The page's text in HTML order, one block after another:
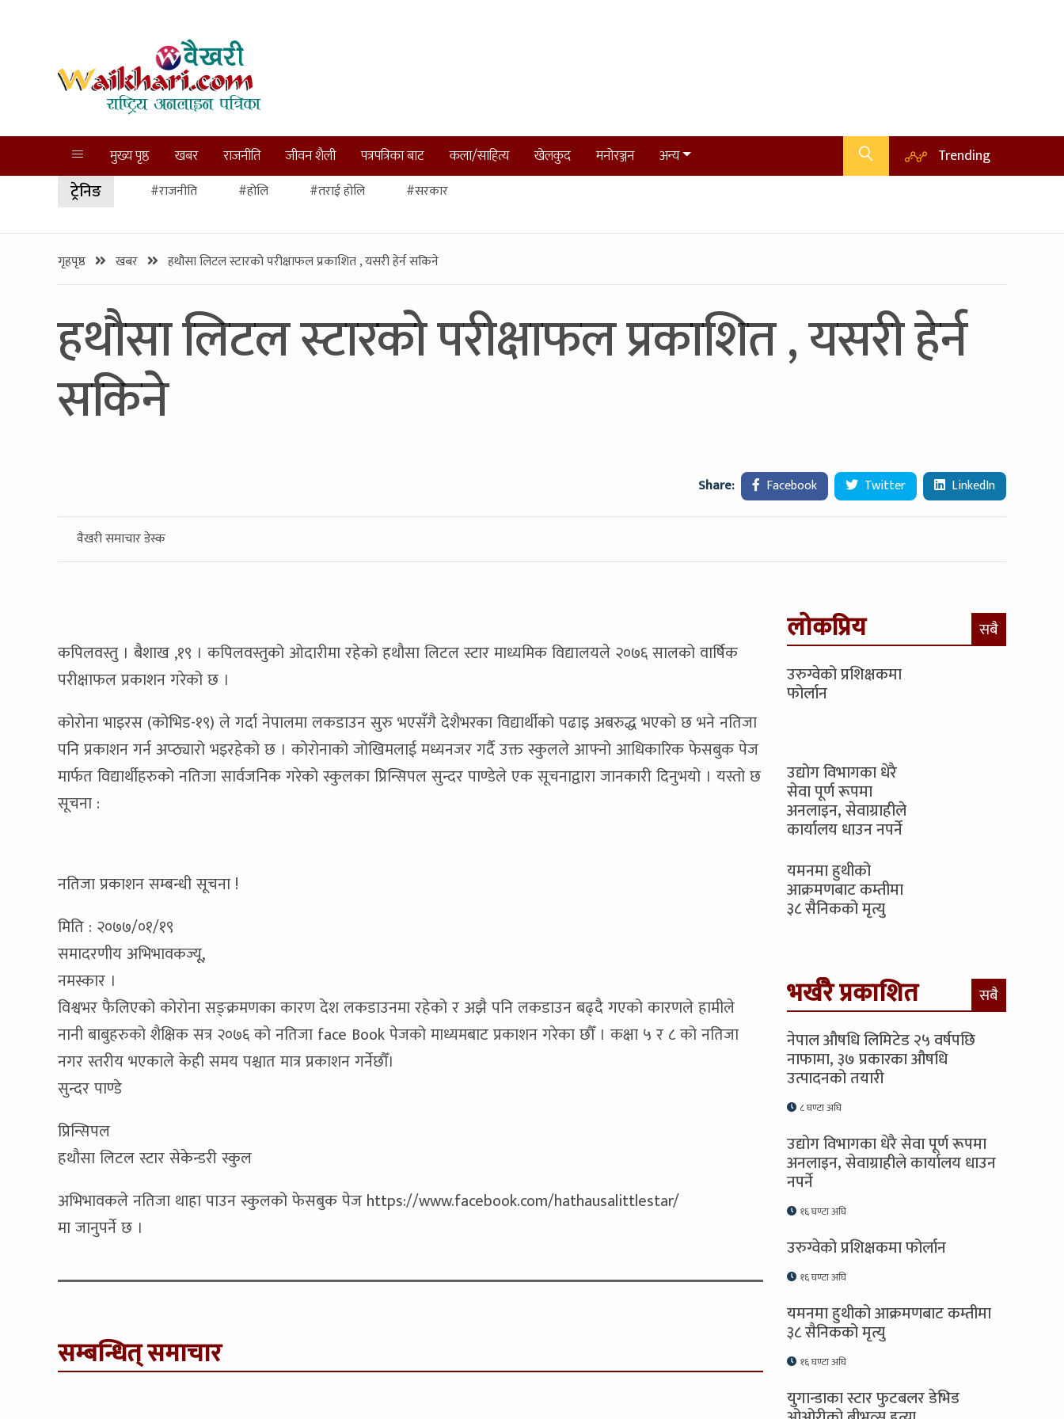
मुख्य पृष्ठ खबर राजनीति जीवन शैली पत्रपत्रिका बाट कला/साहित्य खेलकुद मनोरञ्जन अन्य Trending
ट्रेनिङ #राजनीति #होलि #तराई होलि #सरकार
गृहपृष्ठ खबर हथौसा लिटल स्टारको परीक्षाफल प्रकाशित , यसरी हेर्न सकिने
हथौसा लिटल स्टारको परीक्षाफल प्रकाशित , यसरी हेर्न
सकिने
Share: Facebook Twitter LinkedIn
वैखरी समाचार डेस्क
कपिलवस्तु । बैशाख ,१९ । कपिलवस्तुको ओदारीमा रहेको हथौसा लिटल स्टार माध्यमिक विद्यालयले २०७६ सालको वार्षिक
परीक्षाफल प्रकाशन गरेको छ ।
कोरोना भाइरस (कोभिड-१९) ले गर्दा नेपालमा लकडाउन सुरु भएसँगै देशैभरका विद्यार्थीको पढाइ अबरुद्ध भएको छ भने नतिजा
पनि प्रकाशन गर्न अप्ठ्यारो भइरहेको छ । कोरोनाको जोखिमलाई मध्यनजर गर्दै उक्त स्कुलले आफ्नो आधिकारिक फेसबुक पेज
मार्फत विद्यार्थीहरुको नतिजा सार्वजनिक गरेको स्कुलका प्रिन्सिपल सुन्दर पाण्डेले एक सूचनाद्वारा जानकारी दिनुभयो । यस्तो छ
सूचना :
नतिजा प्रकाशन सम्बन्धी सूचना !
मिति : २०७७/०१/१९
समादरणीय अभिभावकज्यू,
नमस्कार ।
विश्वभर फैलिएको कोरोना सङ्क्रमणका कारण देश लकडाउनमा रहेको र अझै पनि लकडाउन बढ्दै गएको कारणले हामीले
नानी बाबुहरुको शैक्षिक सत्र २०७६ को नतिजा face Book पेजको माध्यमबाट प्रकाशन गरेका छौँ । कक्षा ५ र ८ को नतिजा
नगर स्तरीय भएकाले केही समय पश्चात मात्र प्रकाशन गर्नेछौँ।
सुन्दर पाण्डे
प्रिन्सिपल
हथौसा लिटल स्टार सेकेन्डरी स्कुल
अभिभावकले नतिजा थाहा पाउन स्कुलको फेसबुक पेज https://www.facebook.com/hathausalittlestar/
मा जानुपर्ने छ ।
सम्बन्धित् समाचार
लोकप्रिय सबै
उरुग्वेको प्रशिक्षकमा
फोर्लान
उद्योग विभागका धेरै
सेवा पूर्ण रूपमा
अनलाइन, सेवाग्राहीले
कार्यालय धाउन नपर्ने
यमनमा हुथीको
आक्रमणबाट कम्तीमा
३८ सैनिकको मृत्यु
भर्खरै प्रकाशित सबै
नेपाल औषधि लिमिटेड २५ वर्षपछि
नाफामा, ३७ प्रकारका औषधि
उत्पादनको तयारी
८ घण्टा अघि
उद्योग विभागका धेरै सेवा पूर्ण रूपमा
अनलाइन, सेवाग्राहीले कार्यालय धाउन
नपर्ने
१६ घण्टा अघि
उरुग्वेको प्रशिक्षकमा फोर्लान
१६ घण्टा अघि
यमनमा हुथीको आक्रमणबाट कम्तीमा
३८ सैनिकको मृत्यु
१६ घण्टा अघि
युगान्डाका स्टार फुटबलर डेभिड